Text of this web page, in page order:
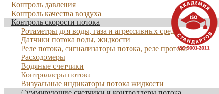
Контроль давления
Контроль качества воздуха
Контроль скорости потока
Ротаметры для воды, газа и агрессивных сред
Датчики потока воды, жидкости
Реле потока, сигнализаторы потока, реле протока
Расходомеры
Водяные счетчики
Контроллеры потока
Визуальные индикаторы потока жидкости
Суммирующие счетчики и контроллеры потока